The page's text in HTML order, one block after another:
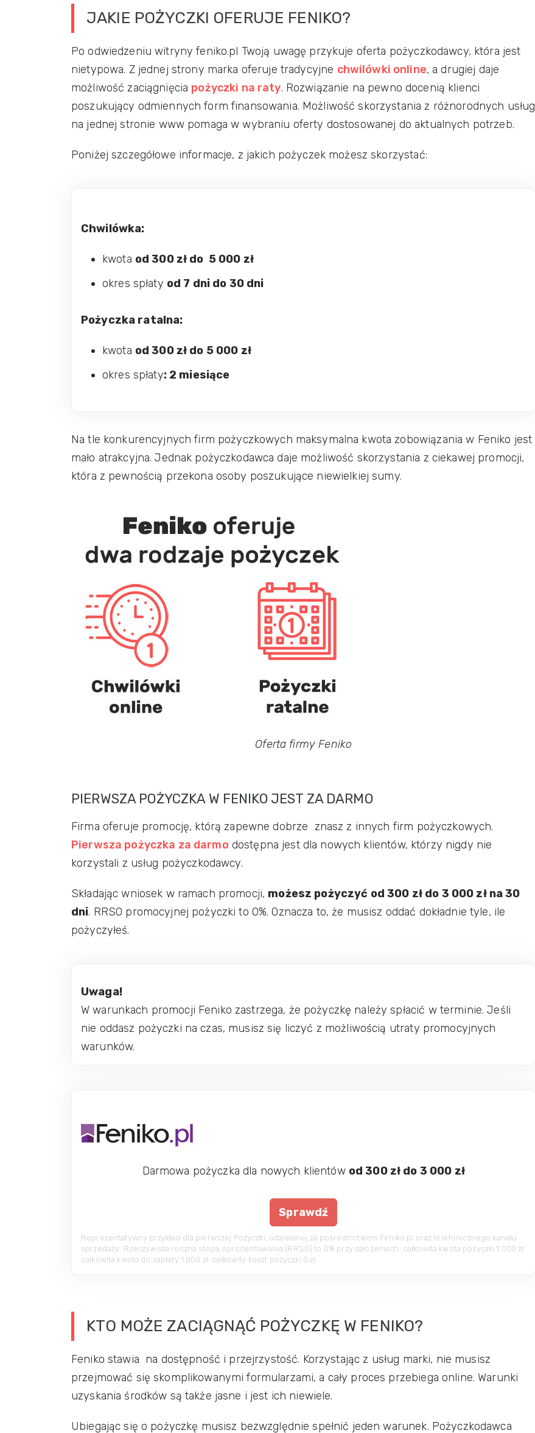
JAKIE POŻYCZKI OFERUJE FENIKO?
Po odwiedzeniu witryny feniko.pl Twoją uwagę przykuje oferta pożyczkodawcy, która jest
nietypowa. Z jednej strony marka oferuje tradycyjne chwilówki online, a drugiej daje
możliwość zaciągnięcia pożyczki na raty. Rozwiązanie na pewno docenią klienci
poszukujący odmiennych form finansowania. Możliwość skorzystania z różnorodnych usług
na jednej stronie www pomaga w wybraniu oferty dostosowanej do aktualnych potrzeb.
Poniżej szczegółowe informacje, z jakich pożyczek możesz skorzystać:
Chwilówka:
kwota od 300 zł do 5 000 zł
okres spłaty od 7 dni do 30 dni
Pożyczka ratalna:
kwota od 300 zł do 5 000 zł
okres spłaty: 2 miesiące
Na tle konkurencyjnych firm pożyczkowych maksymalna kwota zobowiązania w Feniko jest
mało atrakcyjna. Jednak pożyczkodawca daje możliwość skorzystania z ciekawej promocji,
która z pewnością przekona osoby poszukujące niewielkiej sumy.
Oferta firmy Feniko
PIERWSZA POŻYCZKA W FENIKO JEST ZA DARMO
Firma oferuje promocję, którą zapewne dobrze znasz z innych firm pożyczkowych.
Pierwsza pożyczka za darmo dostępna jest dla nowych klientów, którzy nigdy nie
korzystali z usług pożyczkodawcy.
Składając wniosek w ramach promocji, możesz pożyczyć od 300 zł do 3 000 zł na 30
dni. RRSO promocyjnej pożyczki to 0%. Oznacza to, że musisz oddać dokładnie tyle, ile
pożyczyłeś.
Uwaga!
W warunkach promocji Feniko zastrzega, że pożyczkę należy spłacić w terminie. Jeśli
nie oddasz pożyczki na czas, musisz się liczyć z możliwością utraty promocyjnych
warunków.
Darmowa pożyczka dla nowych klientów od 300 zł do 3 000 zł
Sprawdź
Reprezentatywny przykład dla pierwszej Pożyczki, udzielanej za pośrednictwem Feniko.pl oraz telefonicznego kanału
sprzedaży: Rzeczywista roczna stopa oprocentowania (RRSO) to 0% przy założeniach: całkowita kwota pożyczki 1.000 zł;
całkowita kwota do zapłaty 1.000 zł; całkowity koszt pożyczki 0 zł.
KTO MOŻE ZACIĄGNĄĆ POŻYCZKĘ W FENIKO?
Feniko stawia na dostępność i przejrzystość. Korzystając z usług marki, nie musisz
przejmować się skomplikowanymi formularzami, a cały proces przebiega online. Warunki
uzyskania środków są także jasne i jest ich niewiele.
Ubiegając się o pożyczkę musisz bezwzględnie spełnić jeden warunek. Pożyczkodawca